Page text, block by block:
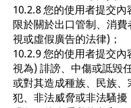
10.2.8 您的使用者提交
限於關於出口管制、消
視或虛假廣告的法律)；
10.2.9 您的使用者提交
視為) 誹謗、中傷或詆毀
或對其造成種族、民族
犯、非法威脅或非法騷